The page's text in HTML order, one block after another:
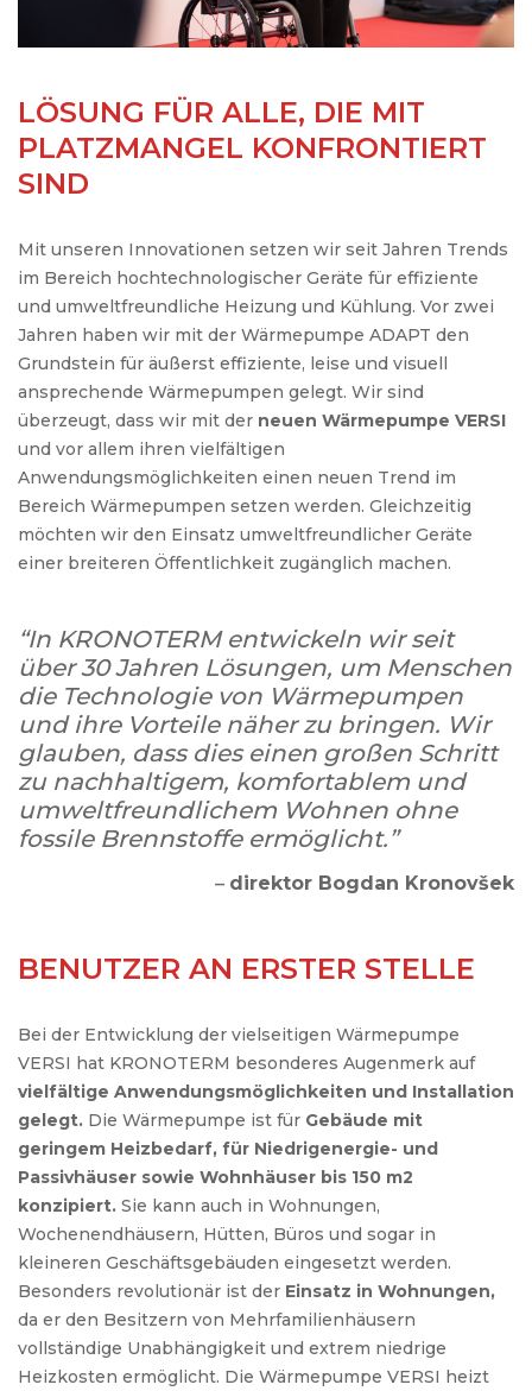
LÖSUNG FÜR ALLE, DIE MIT
PLATZMANGEL KONFRONTIERT
SIND
Mit unseren Innovationen setzen wir seit Jahren Trends
im Bereich hochtechnologischer Geräte für effiziente
und umweltfreundliche Heizung und Kühlung. Vor zwei
Jahren haben wir mit der Wärmepumpe ADAPT den
Grundstein für äußerst effiziente, leise und visuell
ansprechende Wärmepumpen gelegt. Wir sind
überzeugt, dass wir mit der neuen Wärmepumpe VERSI
und vor allem ihren vielfältigen
Anwendungsmöglichkeiten einen neuen Trend im
Bereich Wärmepumpen setzen werden. Gleichzeitig
möchten wir den Einsatz umweltfreundlicher Geräte
einer breiteren Öffentlichkeit zugänglich machen.
“In KRONOTERM entwickeln wir seit
über 30 Jahren Lösungen, um Menschen
die Technologie von Wärmepumpen
und ihre Vorteile näher zu bringen. Wir
glauben, dass dies einen großen Schritt
zu nachhaltigem, komfortablem und
umweltfreundlichem Wohnen ohne
fossile Brennstoffe ermöglicht.”
– direktor Bogdan Kronovšek
BENUTZER AN ERSTER STELLE
Bei der Entwicklung der vielseitigen Wärmepumpe
VERSI hat KRONOTERM besonderes Augenmerk auf
vielfältige Anwendungsmöglichkeiten und Installation
gelegt. Die Wärmepumpe ist für Gebäude mit
geringem Heizbedarf, für Niedrigenergie- und
Passivhäuser sowie Wohnhäuser bis 150 m2
konzipiert. Sie kann auch in Wohnungen,
Wochenendhäusern, Hütten, Büros und sogar in
kleineren Geschäftsgebäuden eingesetzt werden.
Besonders revolutionär ist der Einsatz in Wohnungen,
da er den Besitzern von Mehrfamilienhäusern
vollständige Unabhängigkeit und extrem niedrige
Heizkosten ermöglicht. Die Wärmepumpe VERSI heizt